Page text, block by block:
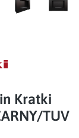
Kratki
TUV